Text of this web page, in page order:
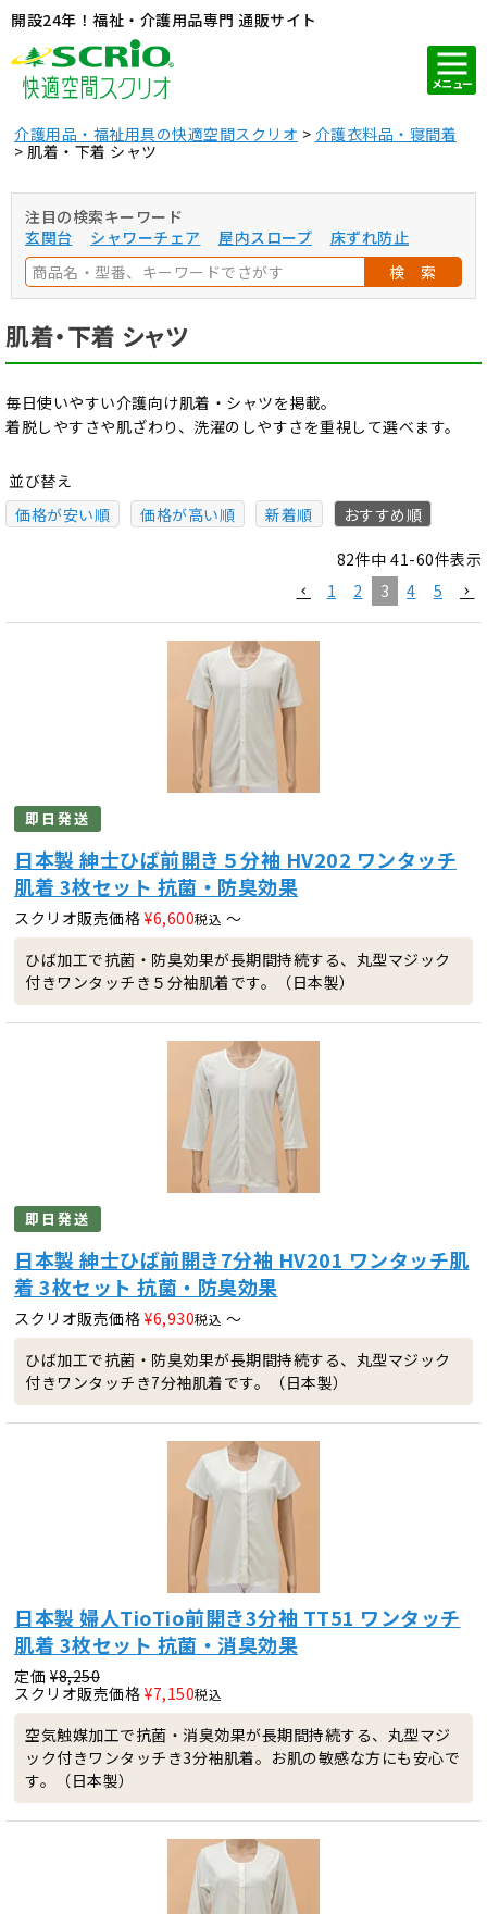
開設24年！福祉・介護用品専門 通販サイト
メニュー
介護用品・福祉用具の快適空間スクリオ
介護衣料品・寝間着
肌着・下着 シャツ
注目の検索キーワード
玄関台
シャワーチェア 屋内スロープ
床ずれ防止
検 索
肌着・下着 シャツ
毎日使いやすい介護向け肌着・シャツを掲載。
着脱しやすさや肌ざわり、洗濯のしやすさを重視して選べます。
並び替え
価格が安い順
価格が高い順 新着順 おすすめ順
82件中 41-60件表示
1
2 3 4 5
即日発送
日本製 紳士ひば前開き５分袖 HV202 ワンタッチ
肌着 3枚セット 抗菌・防臭効果
スクリオ販売価格 ¥6,600税込 〜
ひば加工で抗菌・防臭効果が長期間持続する、丸型マジック
付きワンタッチき５分袖肌着です。（日本製）
即日発送
日本製 紳士ひば前開き7分袖 HV201 ワンタッチ肌
着 3枚セット 抗菌・防臭効果
スクリオ販売価格 ¥6,930税込 〜
ひば加工で抗菌・防臭効果が長期間持続する、丸型マジック
付きワンタッチき7分袖肌着です。（日本製）
日本製 婦人TioTio前開き3分袖 TT51 ワンタッチ
肌着 3枚セット 抗菌・消臭効果
定価 ¥8,250
スクリオ販売価格 ¥7,150税込
空気触媒加工で抗菌・消臭効果が長期間持続する、丸型マジ
ック付きワンタッチき3分袖肌着。お肌の敏感な方にも安心で
す。（日本製）